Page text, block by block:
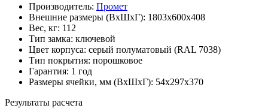
Производитель: Промет
Внешние размеры (ВхШхГ): 1803x600x408
Вес, кг: 112
Тип замка: ключевой
Цвет корпуса: серый полуматовый (RAL 7038)
Тип покрытия: порошковое
Гарантия: 1 год
Размеры ячейки, мм (ВхШхГ): 54x297x370
Результаты расчета